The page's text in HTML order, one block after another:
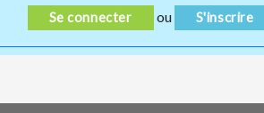
Se connecter ou S'inscrire